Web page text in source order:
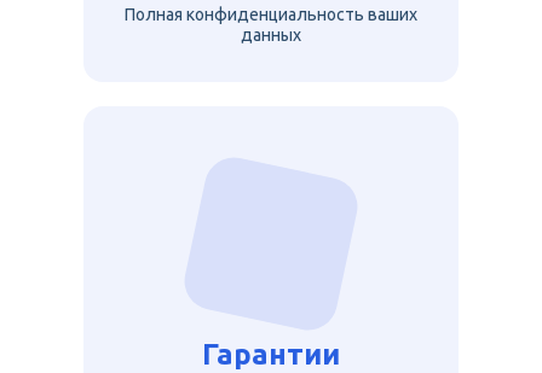
Полная конфиденциальность ваших
данных
Гарантии